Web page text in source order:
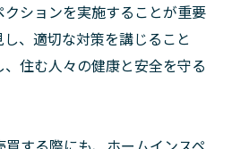
ションを実施することが重要
、適切な対策を講じること
住む人々の健康と安全を守る